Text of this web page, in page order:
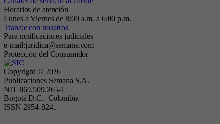
Horarios de atención
Lunes a Viernes de 8:00 a.m. a 6:00 p.m.
Trabaje con nosotros
Para notificaciones judiciales
e-mail:juridica@semana.com
Protección del Consumidor
Copyright © 2026
Publicaciones Semana S.A.
NIT 860.509.265-1
Bogotá D.C.- Colombia
ISSN 2954-8241